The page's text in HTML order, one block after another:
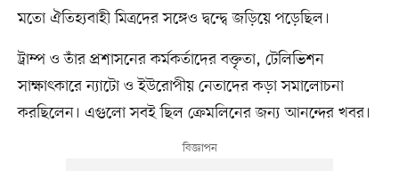
মতো ঐতিহ্যবাহী মিত্রদের সঙ্গেও দ্বন্দ্বে জড়িয়ে পড়েছিল।
ট্রাম্প ও তাঁর প্রশাসনের কর্মকর্তাদের বক্তৃতা, টেলিভিশন
সাক্ষাৎকারে ন্যাটো ও ইউরোপীয় নেতাদের কড়া সমালোচনা
করছিলেন। এগুলো সবই ছিল ক্রেমলিনের জন্য আনন্দের খবর।